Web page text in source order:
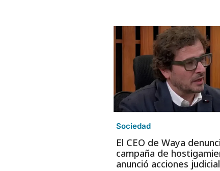
Sociedad
El CEO de Waya
campaña de
anunció acciones